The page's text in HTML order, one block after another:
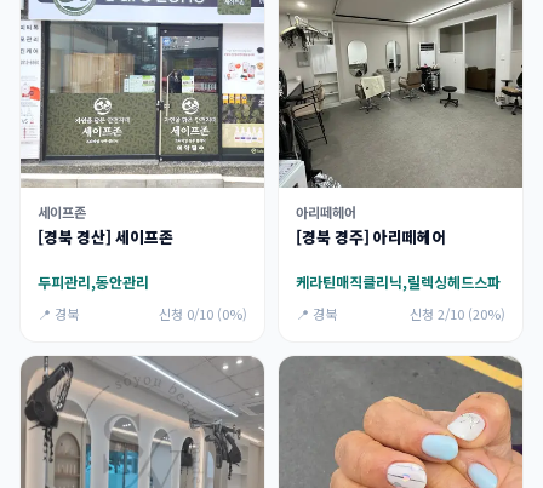
세이프존
[경북 경산] 세이프존
두피관리,동안관리
📍 경북 신청 0/10 (0%)
아리떼헤어
[경북 경주] 아리떼헤어
케라틴매직클리닉,릴렉싱헤드스파
📍 경북 신청 2/10 (20%)